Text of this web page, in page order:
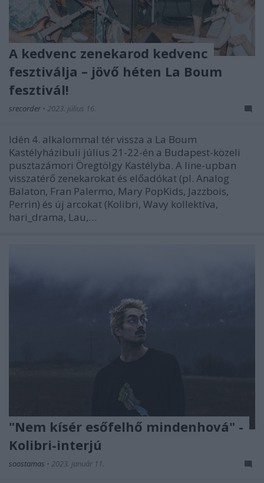
A kedvenc zenekarod kedvenc
fesztiválja – jövő héten La Boum
fesztivál!
srecorder • 2023. július 16.
Idén 4. alkalommal tér vissza a La Boum
Kastélyházibuli július 21-22-én a Budapest-közeli
pusztazámori Öregtölgy Kastélyba. A line-upban
visszatérő zenekarokat és előadókat (pl. Analog
Balaton, Fran Palermo, Mary PopKids, Jazzbois,
Perrin) és új arcokat (Kolibri, Wavy kollektíva,
hari_drama, Lau,…
"Nem kísér esőfelhő mindenhová" -
Kolibri-interjú
soostamas • 2023. január 11.